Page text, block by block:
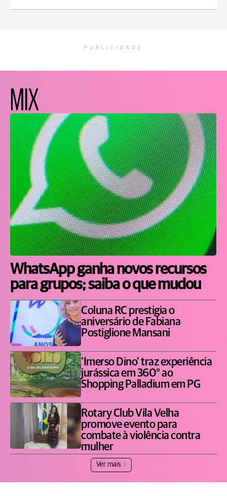
PUBLICIDADE
MIX
WhatsApp ganha novos recursos
para grupos; saiba o que mudou
Coluna RC prestigia o
aniversário de Fabiana
Postiglione Mansani
'Imerso Dino' traz experiência
jurássica em 360° ao
Shopping Palladium em PG
Rotary Club Vila Velha
promove evento para
combate à violência contra
mulher
Ver mais